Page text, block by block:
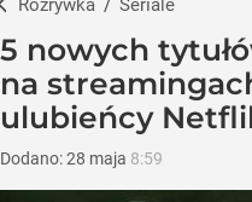
Rozrywka / Seriale
5 nowych
na
ulubieńcy
Dodano:28 maja 8:59